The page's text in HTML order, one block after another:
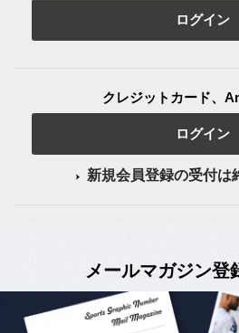
ログイン
クレジットカード、
ログイン
新規会員登録の受付は
メールマガジン登